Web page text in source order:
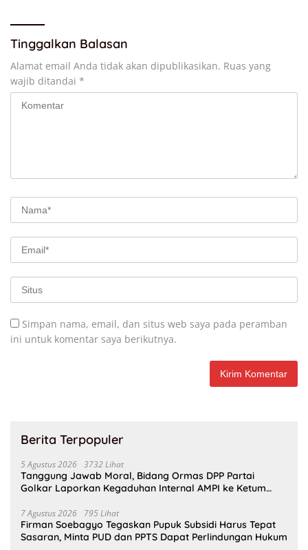
Tinggalkan Balasan
Alamat email Anda tidak akan dipublikasikan. Ruas yang
wajib ditandai *
Simpan nama, email, dan situs web saya pada peramban
ini untuk komentar saya berikutnya.
Berita Terpopuler
5 Agustus 2026 3732 Lihat
Tanggung Jawab Moral, Bidang Ormas DPP Partai
Golkar Laporkan Kegaduhan Internal AMPI ke Ketum
7 Agustus 2026 795 Lihat
Firman Soebagyo Tegaskan Pupuk Subsidi Harus Tepat
Sasaran, Minta PUD dan PPTS Dapat Perlindungan Hukum